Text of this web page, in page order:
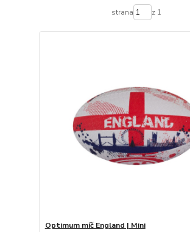
strana z 1
Optimum míč England | Mini